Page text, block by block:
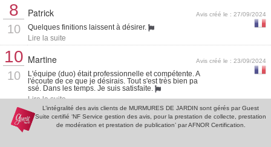
8
10
Patrick Avis créé le : 27/09/2024
Quelques finitions laissent à désirer.
Lire la suite
10
10
Martine Avis créé le : 23/09/2024
L'équipe (duo) était professionnelle et compétente. A
l'écoute de ce que je désirais. Tout s'est très bien pa
ssé. Dans les temps. Je suis satisfaite.
Lire la suite
10 Chantal Avis créé le : 09/03/2024
L’intégralité des avis clients de MURMURES DE JARDIN sont gérés par Guest
Suite certifié ‘NF Service gestion des avis, pour la prestation de collecte, prestation
de modération et prestation de publication’ par AFNOR Certification.